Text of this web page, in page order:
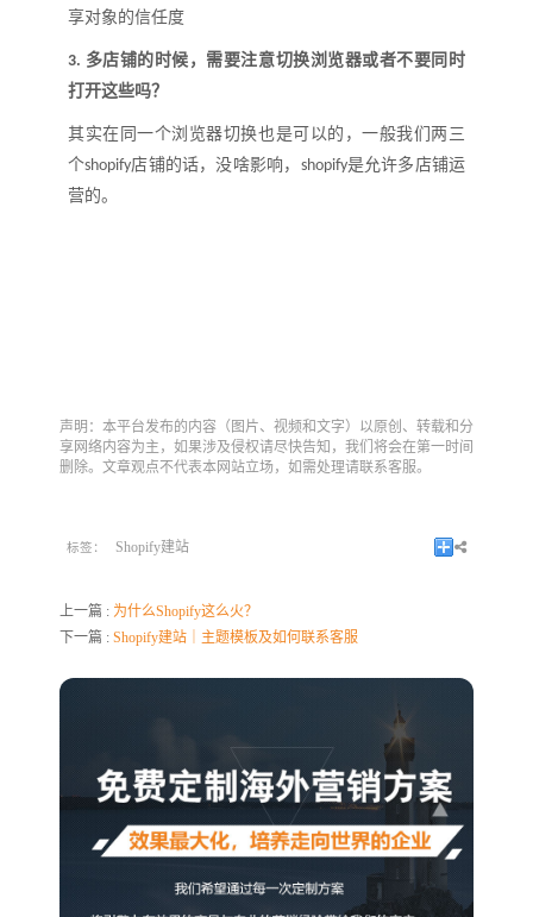
享对象的信任度
3. 多店铺的时候，需要注意切换浏览器或者不要同时
打开这些吗？
其实在同一个浏览器切换也是可以的，一般我们两三
个shopify店铺的话，没啥影响， shopify是允许多店铺运
营的。
声明：本平台发布的内容（图片、视频和文字）以原创、转载和分
享网络内容为主，如果涉及侵权请尽快告知，我们将会在第一时间
删除。文章观点不代表本网站立场，如需处理请联系客服。
标签： Shopify建站
上一篇 : 为什么Shopify这么火？
下一篇 : Shopify建站｜主题模板及如何联系客服